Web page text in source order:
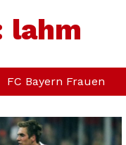
lahm
FC Bayern Frauen